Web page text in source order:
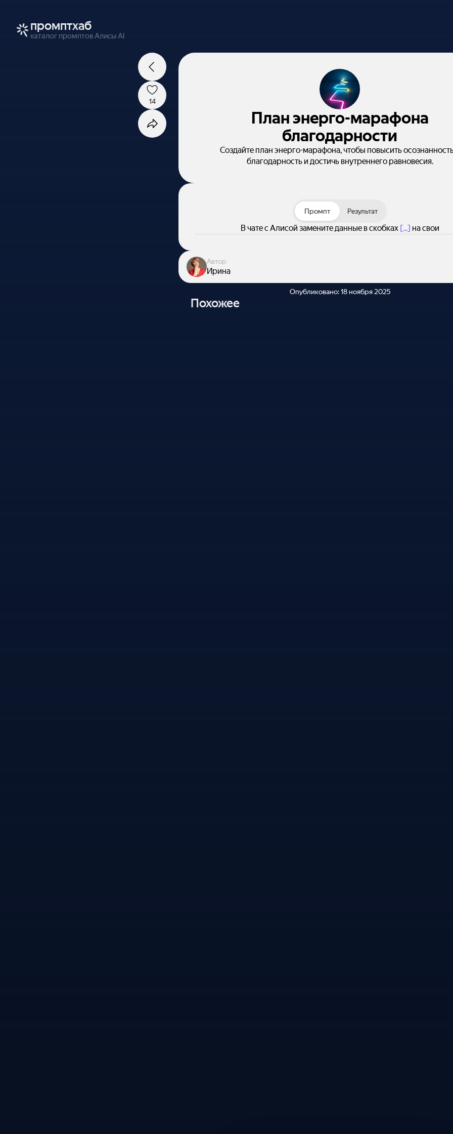
промптхаб
каталог промптов Алисы AI
План энерго-марафона
благодарности
Создайте план энерго-марафона, чтобы повысить
благодарность и достичь внутреннего равновесия.
14
Промпт Результат
В чате с Алисой замените данные в скобках [...] на свои
Автор
Ирина
Опубликовано:18 ноября 2025
Похожее